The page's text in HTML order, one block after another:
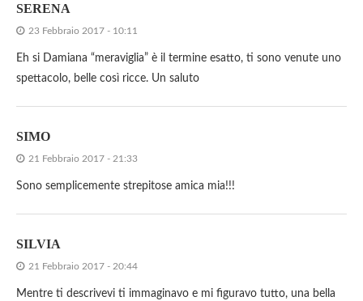
SERENA
23 Febbraio 2017 - 10:11
Eh si Damiana “meraviglia” è il termine esatto, ti sono venute uno
spettacolo, belle così ricce. Un saluto
SIMO
21 Febbraio 2017 - 21:33
Sono semplicemente strepitose amica mia!!!
SILVIA
21 Febbraio 2017 - 20:44
Mentre ti descrivevi ti immaginavo e mi figuravo tutto, una bella